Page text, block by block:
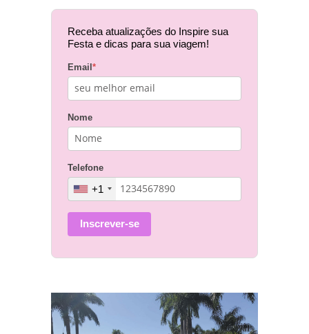
Receba atualizações do Inspire sua
Festa e dicas para sua viagem!
Email *
Nome
Telefone
+1
Inscrever-se